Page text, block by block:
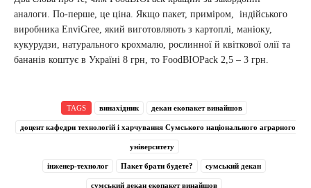
аналоги. По-перше, це ціна. Якщо пакет, приміром, індійського
виробника EnviGree, який виготовляють з картоплі, маніоку,
кукурудзи, натурального крохмалю, рослинної й квіткової олії та
бананів коштує в Україні 8 грн, то FoodBIOPack 2,5 – 3 грн.
TAGS винахідник декан екопакет винайшов
доцент кафедри технологій і харчування Сумського національного аграрного
університету
інженер-технолог Пакет брати будете? сумський декан
сумський декан екопакет винайшов